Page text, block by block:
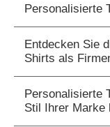
Personalisierte
Entdecken Sie
Shirts als
Personalisierte
Stil Ihrer Marke